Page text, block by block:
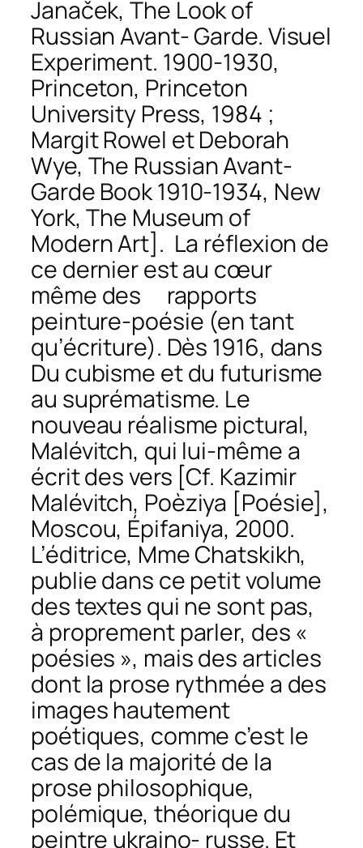
Janaček,The Look of
Russian Avant- Garde. Visuel
Experiment. 1900-1930,
Princeton, Princeton
University Press, 1984 ;
Margit Rowel et Deborah
Wye, The Russian Avant-
Garde Book 1910-1934, New
York, The Museum of
Modern Art]. La réflexion de
ce dernier est au cœur
même des
rapports
peinture-poésie (en tant
qu’écriture). Dès 1916, dans
Du cubisme et du futurisme
au suprématisme. Le
nouveau réalisme pictural,
Malévitch, qui lui-même a
écrit des vers [Cf. Kazimir
Malévitch, Poèziya [Poésie],
Moscou, Épifaniya, 2000.
L’éditrice, Mme Chatskikh,
publie dans ce petit volume
des textes qui ne sont pas,
à proprement parler, des «
poésies », mais des articles
dont la prose rythmée a des
images hautement
poétiques, comme c’est le
cas de la majorité de la
prose philosophique,
polémique, théorique du
peintre ukraino- russe. Et